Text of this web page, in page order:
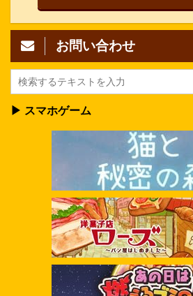
お問い合わせ
▶ スマホゲーム